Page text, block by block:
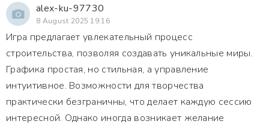
alex-ku-97730
8 August 2025 19:16
Игра предлагает увлекательный процесс
строительства, позволяя создавать уникальные миры.
Графика простая, но стильная, а управление
интуитивное. Возможности для творчества
практически безграничны, что делает каждую сессию
интересной. Однако иногда возникает желание